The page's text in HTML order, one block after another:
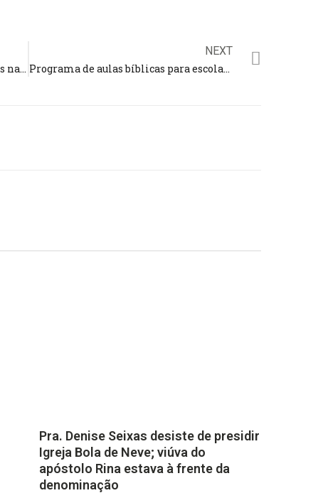
Pastor reage a vídeo de Aline Barros na Globo: “Não deveria ter ido”
NEXT
Programa de aulas bíblicas para escolas públicas apresenta um crescimento
Pra. Denise Seixas desiste de presidir
Igreja Bola de Neve; viúva do
apóstolo Rina estava à frente da
denominação